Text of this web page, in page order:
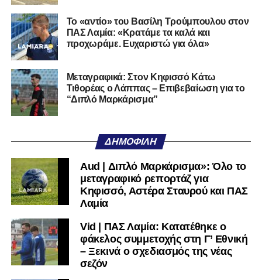
όνομα, έχει τη βάση. Αυτό που δεν έχει και πρέπει να
ξαναβρεί είναι αυτοπεποίθηση. Όχι αλαζονεία.
Αυτοπεποίθηση.
Αν η Λαμία συνεχίσει να μικραίνει τον εαυτό της, δεν θα
χρειαστεί κανείς άλλος να το κάνει.
Όταν αποφασίσει να συνειδητοποιήσει ότι είναι
πολύ μικρή.
Ακολουθήστε το lamiara.grστοGoogle Newsγια να
μαθαίνετε πρώτοι τα κυανόλευκα νέα στην Ελλάδα και τον
υπόλοιπο κόσμο. Ακολουθήστε το lamiara.gr στο
μαθαίνετε σε χρόνο dt όλα τα νέα.
Το «αντίο» του Βασίλη Τρούμπουλου στον
ΠΑΣ Λαμία: «Κρατάμε τα καλά και
προχωράμε. Ευχαριστώ για όλα»
Μεταγραφικά: Στον Κηφισσό Κάτω
Τιθορέας ο Λάππας – Επιβεβαίωση για το
“Διπλό Μαρκάρισμα”
ΔΗΜΟΦΙΛΉ
Aud | Διπλό Μαρκάρισμα»: Όλο το
μεταγραφικό ρεπορτάζ για
Κηφισσό, Αστέρα Σταυρού και ΠΑΣ
Λαμία
Vid | ΠΑΣ Λαμία: Κατατέθηκε ο
φάκελος συμμετοχής στη Γ’ Εθνική
– Ξεκινά ο σχεδιασμός της νέας
σεζόν